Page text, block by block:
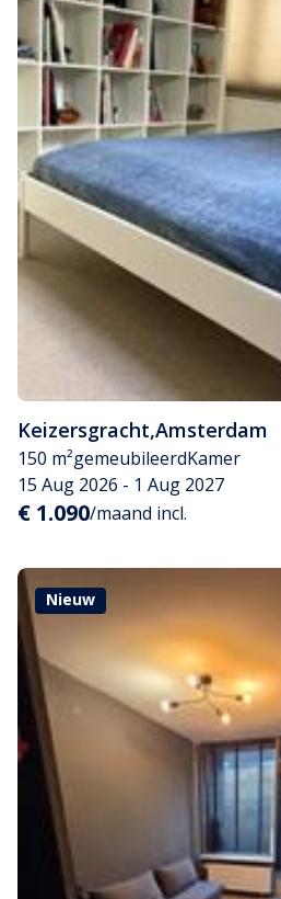
Keizersgracht,Amsterdam
150 m²gemeubileerdKamer
15 Aug 2026 - 1 Aug 2027
€ 1.090/maand incl.
Nieuw